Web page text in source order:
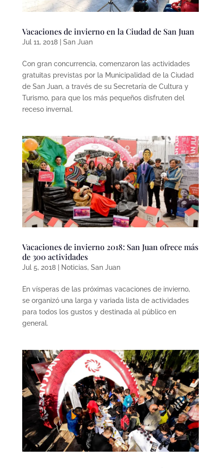
Vacaciones de invierno en la Ciudad de San Juan
Jul 11, 2018| San Juan
Con gran concurrencia, comenzaron las actividades
gratuitas previstas por la Municipalidad de la Ciudad
de San Juan, a través de su Secretaría de Cultura y
Turismo, para que los más pequeños disfruten del
receso invernal.
Vacaciones de invierno 2018: San Juan ofrece más
de 300 actividades
Jul 5, 2018| Noticias, San Juan
En vísperas de las próximas vacaciones de invierno,
se organizó una larga y variada lista de actividades
para todos los gustos y destinada al público en
general.